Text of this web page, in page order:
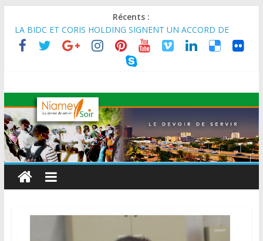
Récents :
MARADI : Le Président de la République, Chef de l’État, S.E le
Général d’Armée Abdourahamane Tiani, est arrivé à Maradi
pour la célébration de la 3ᵉ édition de la Journée Nationale de
FINANCEMENT DE 80 MILLIONS D’EUROS POUR
RENFORCER LES CHAÎNES DE VALEUR ALIMENTAIRES,
ÉNERGÉTIQUES ET AGRICOLES EN AFRIQUE DE L’OUEST
SEMAINE DU KAWAR 2026: Le Ministre de l’Intérieur, le
Général de Division Mohamed TOUMBA a reçu en audience
son homologue du Burkina Faso et délégation du Kawar.
BANQUE MONDIALE : L’IA offre un levier vital aux économies
en développement en panne de croissance (Communiqué)